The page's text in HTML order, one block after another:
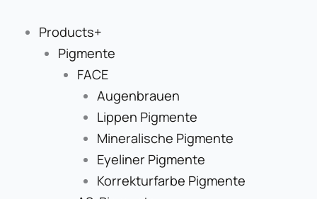
Inhalt
springen
Products+
Pigmente
FACE
Augenbrauen
Lippen Pigmente
Mineralische Pigmente
Eyeliner Pigmente
Korrekturfarbe Pigmente